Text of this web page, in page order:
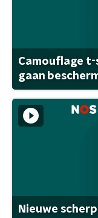
Camouflage
gaan
Nieuwe